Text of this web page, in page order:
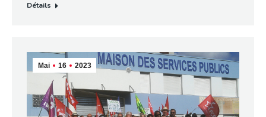
Détails
Mai 16 2023